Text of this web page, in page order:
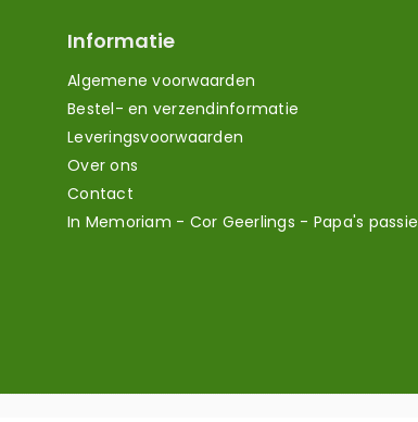
Informatie
Algemene voorwaarden
Bestel- en verzendinformatie
Leveringsvoorwaarden
Over ons
Contact
In Memoriam - Cor Geerlings - Papa's passie